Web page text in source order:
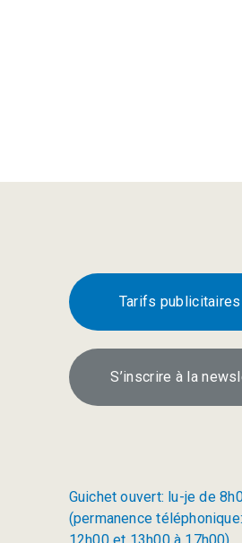
Tarifs publicitaires
S’inscrire à la
Guichet ouvert: lu-je de
(permanence
12h00 et 13h00 à 17h00)